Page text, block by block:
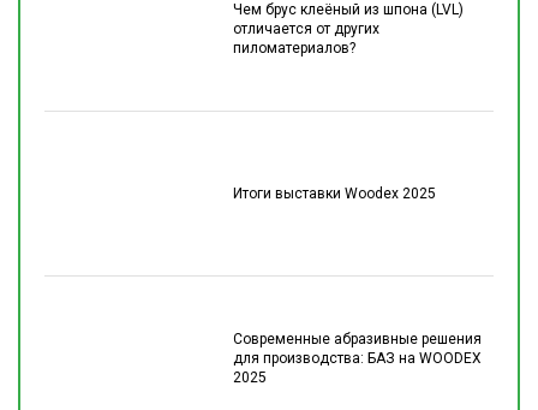
Чем брус клеёный из шпона (LVL)
отличается от других
пиломатериалов?
Итоги выставки Woodex 2025
Современные абразивные решения
для производства: БАЗ на WOODEX
2025